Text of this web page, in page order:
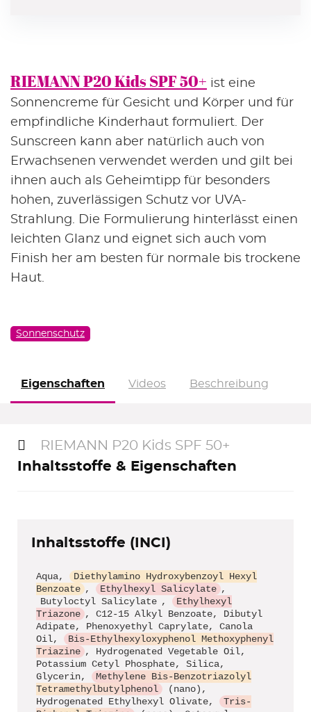
RIEMANN P20 Kids SPF 50+ ist eine
Sonnencreme für Gesicht und Körper und für
empfindliche Kinderhaut formuliert. Der
Sunscreen kann aber natürlich auch von
Erwachsenen verwendet werden und gilt bei
ihnen auch als Geheimtipp für besonders
hohen, zuverlässigen Schutz vor UVA-
Strahlung. Die Formulierung hinterlässt einen
leichten Glanz und eignet sich auch vom
Finish her am besten für normale bis trockene
Haut.
Sonnenschutz
Eigenschaften Videos Beschreibung
RIEMANN P20 Kids SPF 50+
Inhaltsstoffe & Eigenschaften
Inhaltsstoffe (INCI)
Aqua,
Diethylamino Hydroxybenzoyl Hexyl
Benzoate , Ethylhexyl Salicylate ,
Butyloctyl Salicylate ,
Ethylhexyl
Triazone , C12-15 Alkyl Benzoate, Dibutyl
Adipate, Phenoxyethyl Caprylate, Canola
Oil,
Bis-Ethylhexyloxyphenol Methoxyphenyl
Triazine , Hydrogenated Vegetable Oil,
Potassium Cetyl Phosphate, Silica,
Glycerin,
Methylene Bis-Benzotriazolyl
Tetramethylbutylphenol (nano),
Hydrogenated Ethylhexyl Olivate,
Tris-